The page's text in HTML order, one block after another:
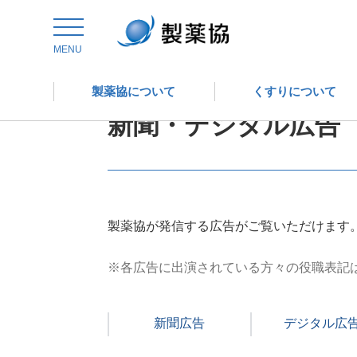
MENU
製薬協について くすりについて
トップ ニュースルーム
新聞・デジタル広告
製薬協が発信する広告がご覧いただけます
※各広告に出演されている方々の役職表記
新聞広告 デジタル広